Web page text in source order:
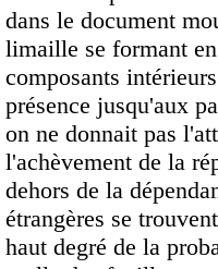
dans le document
limaille se formant
composants
présence jusqu'aux
on ne donnait pas
l'achèvement de la
dehors de la
étrangères se
haut degré de la